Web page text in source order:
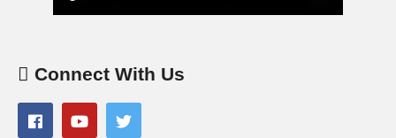
Connect With Us